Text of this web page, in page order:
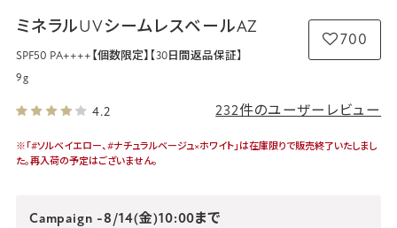
4.2 232件のユーザーレビュー
ミネラルUVシームレスベールAZ
700
SPF50 PA++++【個数限定】 【30日間返品保証】
9g
※「#ソルベイエロー、#ナチュラルベージュ×ホワイト」は在庫限りで販売終了いたしまし
た。再入荷の予定はございません。
Campaign -8/14(金)10:00まで